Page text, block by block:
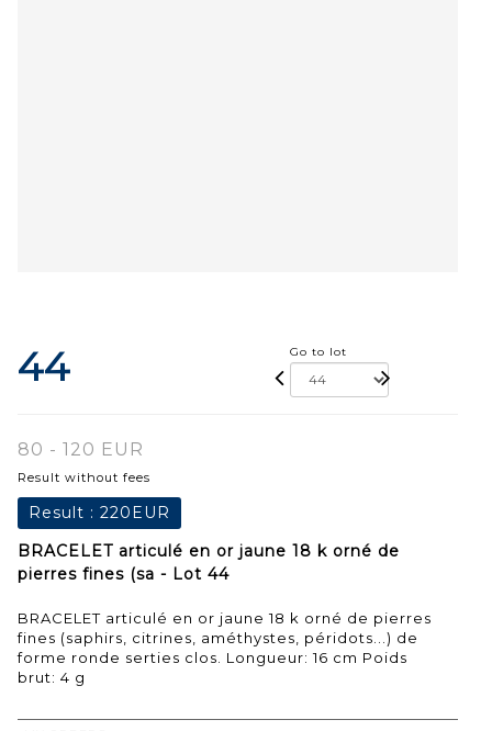
44 Go to lot
80 - 120 EUR
Result without fees
Result : 220EUR
BRACELET articulé en or jaune 18 k orné de
pierres fines (sa - Lot 44
BRACELET articulé en or jaune 18 k orné de pierres
fines (saphirs, citrines, améthystes, péridots...) de
forme ronde serties clos. Longueur: 16 cm Poids
brut: 4 g